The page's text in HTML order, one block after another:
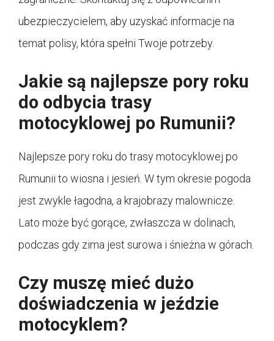
ubezpieczycielem, aby uzyskać informacje na
temat polisy, która spełni Twoje potrzeby.
Jakie są najlepsze pory roku
do odbycia trasy
motocyklowej po Rumunii?
Najlepsze pory roku do trasy motocyklowej po
Rumunii to wiosna i jesień. W tym okresie pogoda
jest zwykle łagodna, a krajobrazy malownicze.
Lato może być gorące, zwłaszcza w dolinach,
podczas gdy zima jest surowa i śnieżna w górach.
Czy muszę mieć dużo
doświadczenia w jeździe
motocyklem?